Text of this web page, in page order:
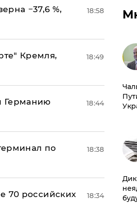
−37,6 %,
18:58
Кремля,
18:49
Германию
18:44
по
18:38
70 российских
18:34